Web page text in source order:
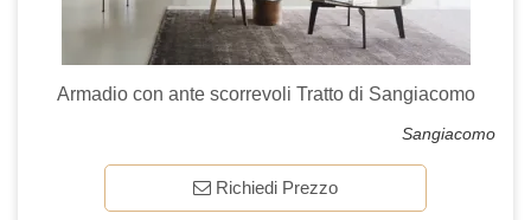
Armadio con ante scorrevoli Tratto di Sangiacomo
Sangiacomo
Richiedi Prezzo